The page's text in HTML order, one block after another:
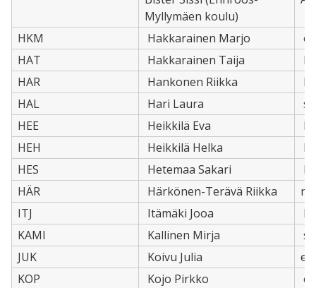
Myllymäen koulu)
HKM Hakkarainen Marjo
HAT
Hakkarainen Taija
HAR
Hankonen Riikka
HAL
Hari Laura
HEE
Heikkilä Eva
li,
HEH
Heikkilä Helka
li,
HES
Hetemaa Sakari
ks
HÄR
Härkönen-Terävä Riikka
ITJ
Itämäki Jooa
KAMI
Kallinen Mirja
JUK
Koivu Julia
KOP
Kojo Pirkko